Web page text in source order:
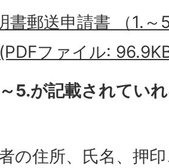
書郵送申請書 （1.
ファイル:
～5.が記載されてい
の住所、氏名、押